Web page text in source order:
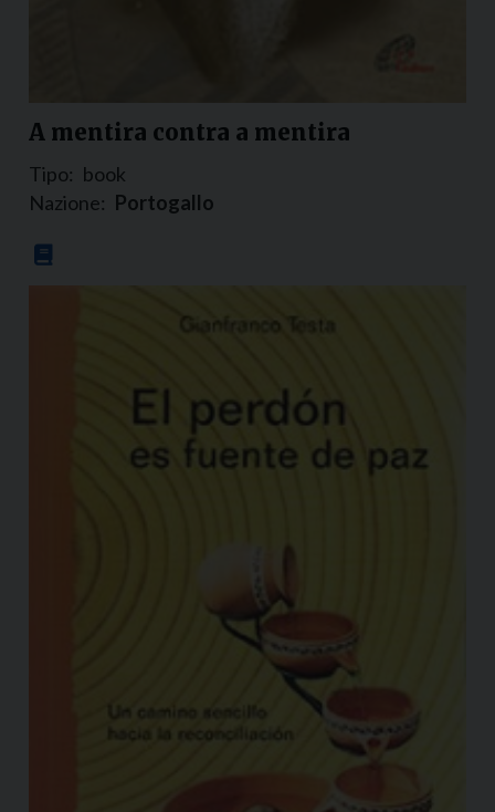
A mentira contra a mentira
Tipo: book
Nazione: Portogallo